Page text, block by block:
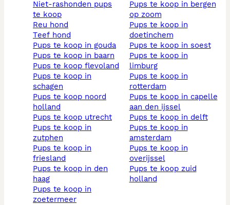
niet-rashonden pups
te koop
reu hond
teef hond
pups te koop in gouda
pups te koop in baarn
pups te koop flevoland
pups te koop in
schagen
pups te koop noord
holland
pups te koop utrecht
pups te koop in
zutphen
pups te koop in
friesland
pups te koop in den
haag
pups te koop in
zoetermeer
pups te koop in bergen
op zoom
pups te koop in
doetinchem
pups te koop in soest
pups te koop in
limburg
pups te koop in
rotterdam
pups te koop in capelle
aan den ijssel
pups te koop in delft
pups te koop in
amsterdam
pups te koop in
overijssel
pups te koop zuid
holland